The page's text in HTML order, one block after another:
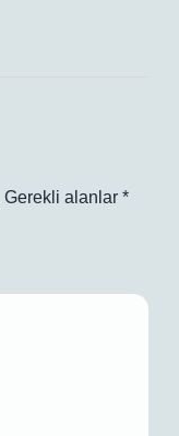
Gerekli alanlar *